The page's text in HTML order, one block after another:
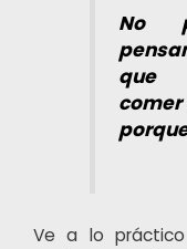
No
comer
Ve a lo